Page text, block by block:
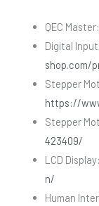
QEC Master:
Digital
shop.com/
Stepper
https://
Stepper
423409/
LCD Display:
n/
Human